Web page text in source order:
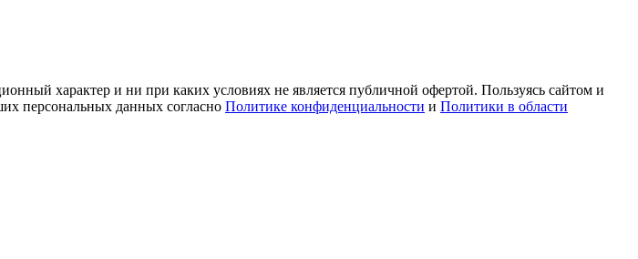
характер и ни при каких условиях не является публичной офертой. Пользуясь сайтом и
персональных данных согласно Политике конфиденциальности и Политики в области